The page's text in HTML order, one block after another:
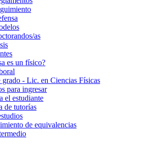
as
es un físico?
- Lic. en Ciencias Físicas
para ingresar
el estudiante
de tutorías
de equivalencias